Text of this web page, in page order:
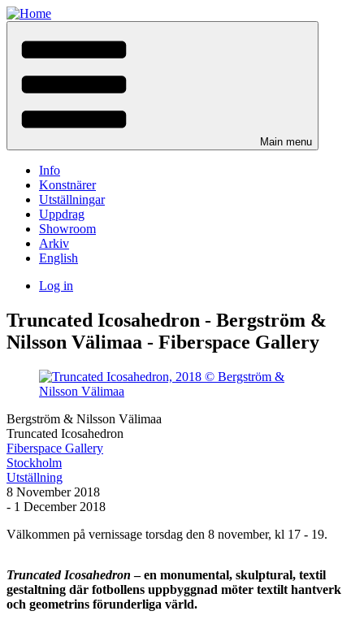
Skip
to
main
content
Main menu
Info
Konstnärer
Utställningar
Uppdrag
Showroom
Arkiv
English
menu
Log in
Truncated Icosahedron - Bergström &
Nilsson Välimaa - Fiberspace Gallery
Bergström & Nilsson Välimaa
Truncated Icosahedron
Fiberspace Gallery
Stockholm
Utställning
8 November 2018
- 1 December 2018
Välkommen på vernissage torsdag den 8 november, kl 17 - 19.
Truncated Icosahedron – en monumental, skulptural, textil
gestaltning där fotbollens uppbyggnad möter textilt hantverk
och geometrins förunderliga värld.